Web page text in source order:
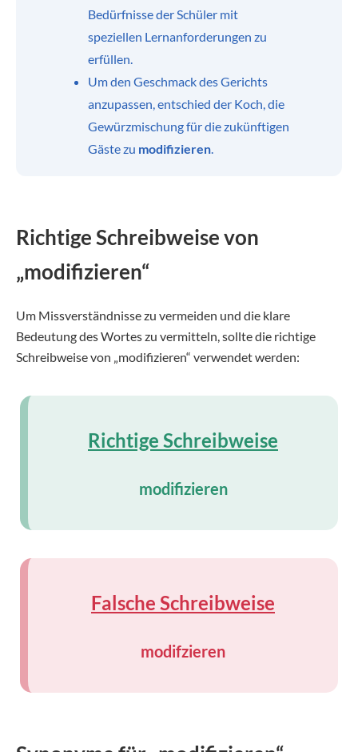
Bedürfnisse der Schüler mit
speziellen Lernanforderungen zu
erfüllen.
Um den Geschmack des Gerichts
anzupassen, entschied der Koch, die
Gewürzmischung für die zukünftigen
Gäste zu modifizieren.
Richtige Schreibweise von
„modifizieren“
Um Missverständnisse zu vermeiden und die klare
Bedeutung des Wortes zu vermitteln, sollte die richtige
Schreibweise von „modifizieren“ verwendet werden:
Richtige Schreibweise
modifizieren
Falsche Schreibweise
modifzieren